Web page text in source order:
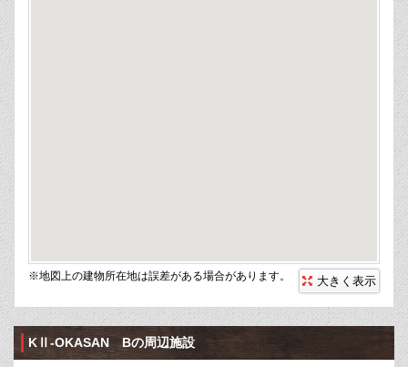
※地図上の建物所在地は誤差がある場合があります。 大きく表示
KⅡ-OKASAN Bの周辺施設